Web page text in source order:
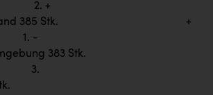
2. +
Land 385 Stk. +
1. -
Umgebung 383 Stk.
3.
188 Stk.